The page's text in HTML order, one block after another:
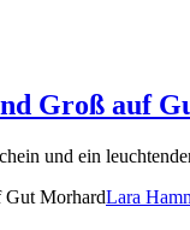
Groß auf
und ein
Gut MorhardLara